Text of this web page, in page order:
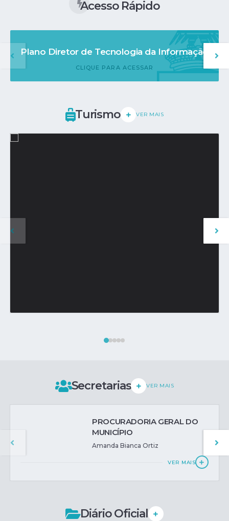
Acesso Rápido
Plano Diretor de Tecnologia da Informação
CLIQUE PARA ACESSAR
Turismo VER MAIS
Secretarias VER MAIS
PROCURADORIA GERAL DO
MUNICÍPIO
Amanda Bianca Ortiz
VER MAIS
Diário Oficial